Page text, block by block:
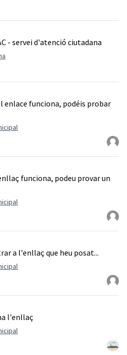
- servei d'atenció ciutadana
enlace funciona, podéis probar
funciona, podeu provar un
a l'enllaç que heu posat...
l'enllaç